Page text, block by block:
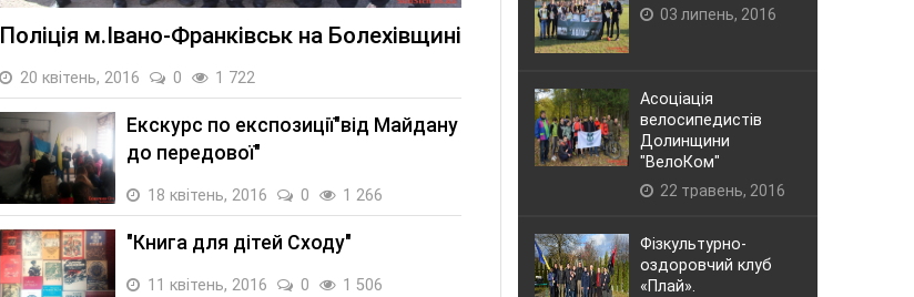
Поліція м.Івано-Франківськ на Болехівщині
20 квітень, 2016 0 1 722
Екскурс по експозиції"від Майдану
до передової"
18 квітень, 2016 0 1 266
"Книга для дітей Сходу"
11 квітень, 2016 0 1 506
03 липень, 2016
Асоціація
велосипедистів
Долинщини
"ВелоКом"
22 травень, 2016
Фізкультурно-
оздоровчий клуб
«Плай».